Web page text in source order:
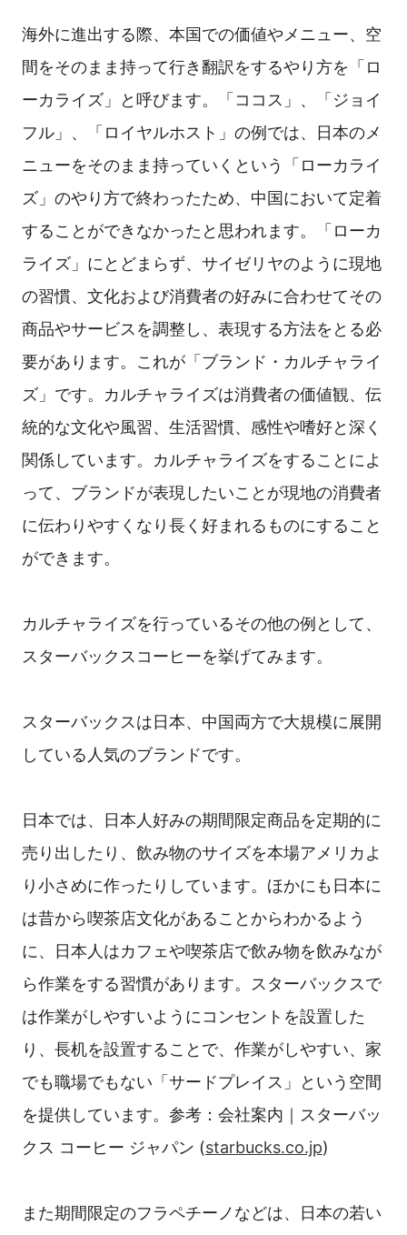
海外に進出する際、本国での価値やメニュー、空
間をそのまま持って行き翻訳をするやり方を「ロ
ーカライズ」と呼びます。「ココス」、「ジョイ
フル」、「ロイヤルホスト」の例では、日本のメ
ニューをそのまま持っていくという「ローカライ
ズ」のやり方で終わったため、中国において定着
することができなかったと思われます。「ローカ
ライズ」にとどまらず、サイゼリヤのように現地
の習慣、文化および消費者の好みに合わせてその
商品やサービスを調整し、表現する方法をとる必
要があります。これが「ブランド・カルチャライ
ズ」です。カルチャライズは消費者の価値観、伝
統的な文化や風習、生活習慣、感性や嗜好と深く
関係しています。カルチャライズをすることによ
って、ブランドが表現したいことが現地の消費者
に伝わりやすくなり長く好まれるものにすること
ができます。
カルチャライズを行っているその他の例として、
スターバックスコーヒーを挙げてみます。
スターバックスは日本、中国両方で大規模に展開
している人気のブランドです。
日本では、日本人好みの期間限定商品を定期的に
売り出したり、飲み物のサイズを本場アメリカよ
り小さめに作ったりしています。ほかにも日本に
は昔から喫茶店文化があることからわかるよう
に、日本人はカフェや喫茶店で飲み物を飲みなが
ら作業をする習慣があります。スターバックスで
は作業がしやすいようにコンセントを設置した
り、長机を設置することで、作業がしやすい、家
でも職場でもない「サードプレイス」という空間
を提供しています。参考：会社案内｜スターバッ
クス コーヒー ジャパン (starbucks.co.jp)
また期間限定のフラペチーノなどは、日本の若い